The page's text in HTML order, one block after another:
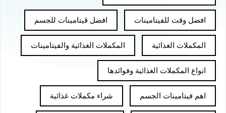
افضل وقت للفيتامينات افضل ڤيتامينات للجسم
المكملات الغذائية المكملات الغذائية والفيتامينات
انواع المكملات الغذائية وفوائدها
اهم فيتامينات الجسم شراء مكملات غذائية